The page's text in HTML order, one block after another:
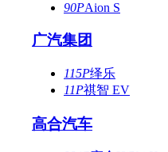
90PAion S
广汽集团
115P绎乐
11P祺智 EV
高合汽车